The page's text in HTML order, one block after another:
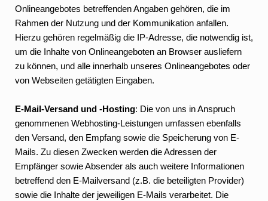
Onlineangebotes betreffenden Angaben gehören, die im
Rahmen der Nutzung und der Kommunikation anfallen.
Hierzu gehören regelmäßig die IP-Adresse, die notwendig ist,
um die Inhalte von Onlineangeboten an Browser ausliefern
zu können, und alle innerhalb unseres Onlineangebotes oder
von Webseiten getätigten Eingaben.
E-Mail-Versand und -Hosting: Die von uns in Anspruch
genommenen Webhosting-Leistungen umfassen ebenfalls
den Versand, den Empfang sowie die Speicherung von E-
Mails. Zu diesen Zwecken werden die Adressen der
Empfänger sowie Absender als auch weitere Informationen
betreffend den E-Mailversand (z.B. die beteiligten Provider)
sowie die Inhalte der jeweiligen E-Mails verarbeitet. Die